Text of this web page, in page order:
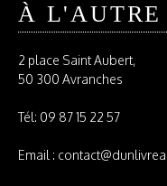
À L'AUTRE
2 place Saint Aubert,
50 300 Avranches
Tél: 09 87 15 22 57
Email :